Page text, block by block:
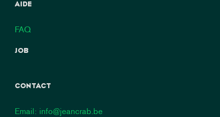
AIDE
FAQ
JOB
CONTACT
Email: info@jeancrab.be